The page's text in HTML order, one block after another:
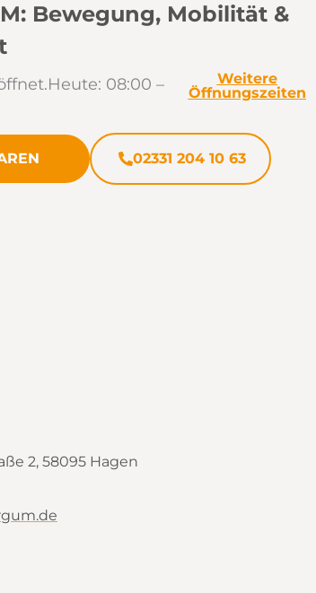
Bewegung, Mobilität &
Heute: 08:00 –
Weitere
Öffnungszeiten
02331 204 10 63
2, 58095 Hagen